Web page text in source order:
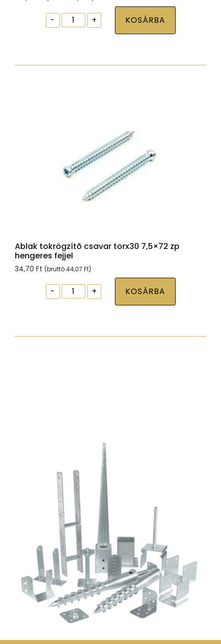
-
Ablak
tokrögzítõ
7,5x212
+ KOSÁRBA
Ablak tokrögzítõ csavar torx30 7,5×72 zp
hengeres fejjel
34,70 Ft (bruttó44,07 Ft)
-
Ablak
tokrögzítõ
7,5x72
+ KOSÁRBA